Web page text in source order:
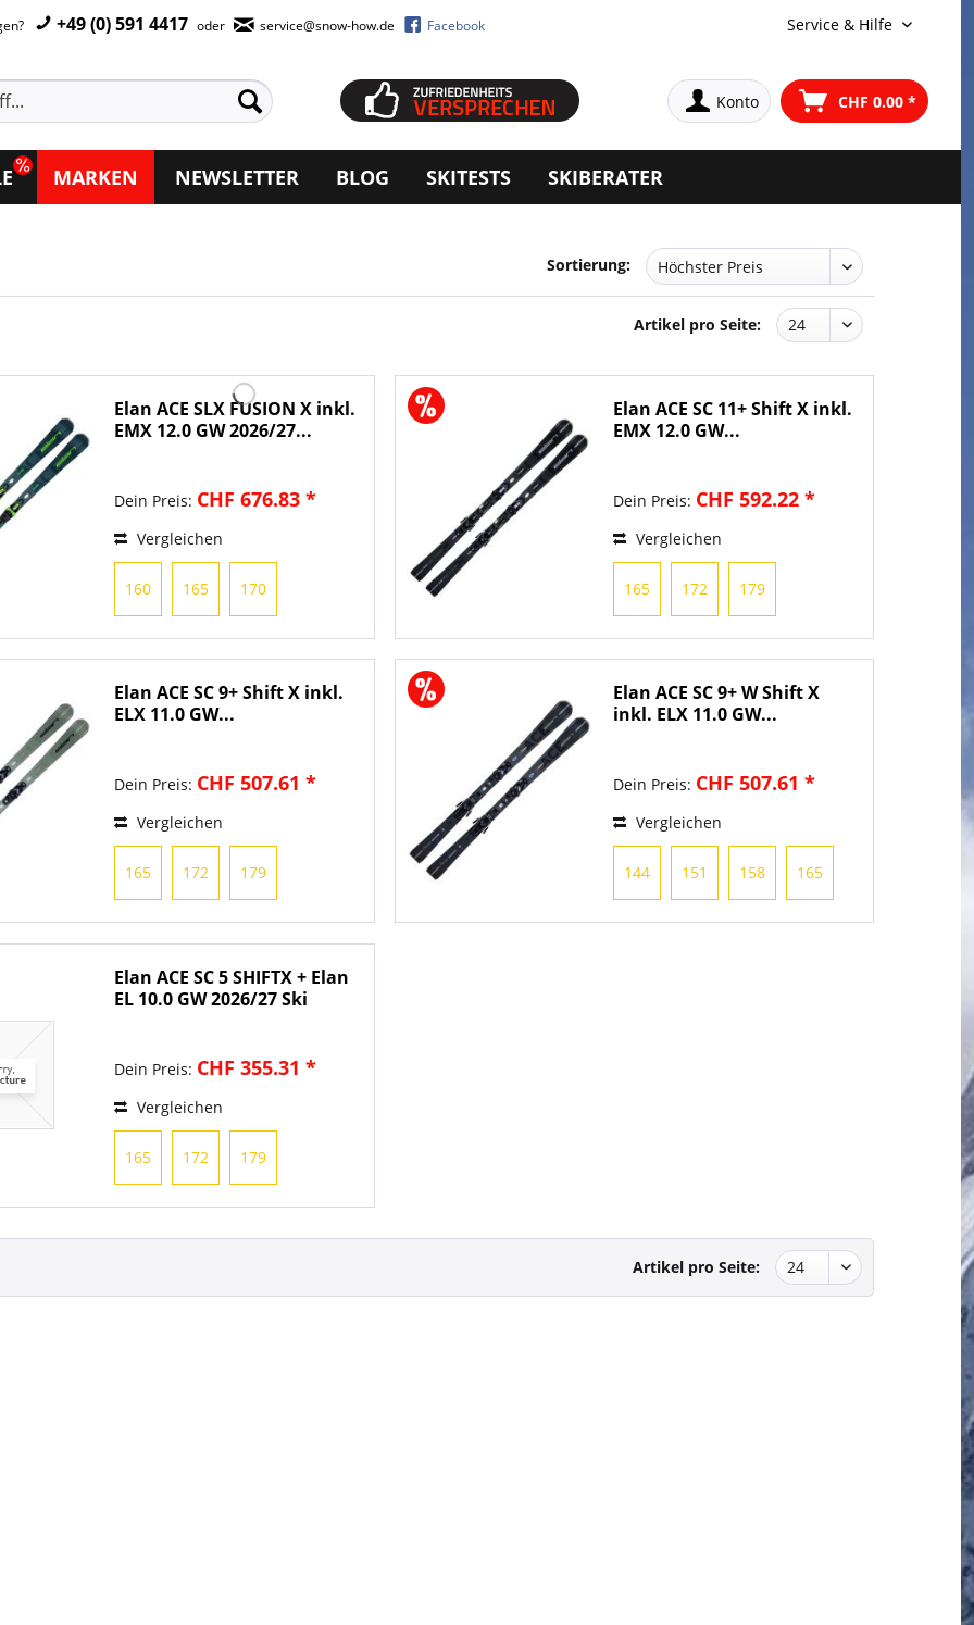
+49 (0) 591 4417 oder service@snow-how.de Facebook Service & Hilfe
Konto CHF 0.00 *
MARKEN NEWSLETTER BLOG SKITESTS SKIBERATER
Sortierung:
Artikel pro Seite:
Elan ACE SLX FUSION X inkl.
EMX 12.0 GW 2026/27...
Dein Preis: CHF 676.83 *
Vergleichen
160 165 170
Elan ACE SC 11+ Shift X inkl.
EMX 12.0 GW...
Dein Preis: CHF 592.22 *
Vergleichen
165 172 179
Elan ACE SC 9+ Shift X inkl.
ELX 11.0 GW...
Dein Preis: CHF 507.61 *
Vergleichen
165 172 179
Elan ACE SC 9+ W Shift X
inkl. ELX 11.0 GW...
Dein Preis: CHF 507.61 *
Vergleichen
144 151 158 165
Elan ACE SC 5 SHIFTX + Elan
EL 10.0 GW 2026/27 Ski
Dein Preis: CHF 355.31 *
Vergleichen
165 172 179
Artikel pro Seite: